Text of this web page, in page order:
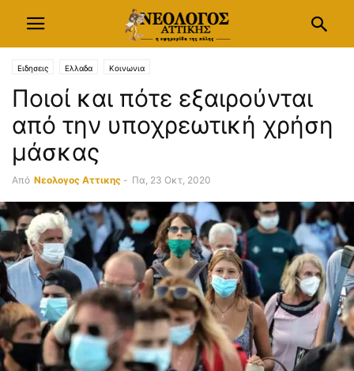
Ειδησεις Ελλαδα Κοινωνια
Ποιοί και πότε εξαιρούνται
από την υποχρεωτική χρήση
μάσκας
Από Νεολογος Αττικης - Πα, 23 Οκτ, 2020